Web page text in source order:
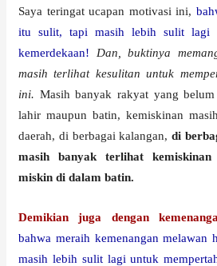
Saya teringat ucapan motivasi ini,
itu sulit, tapi masih lebih sulit lagi
kemerdekaan!
Dan, buktinya
masih terlihat kesulitan untuk
ini. Masih banyak rakyat yang belum
lahir maupun batin, kemiskinan
daerah, di berbagai kalangan, di
masih banyak terlihat
miskin di dalam batin.
Demikian juga dengan
bahwa meraih kemenangan melawan
masih lebih sulit lagi untuk